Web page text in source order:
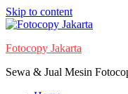
Skip to content
Fotocopy Jakarta
Sewa & Jual Mesin